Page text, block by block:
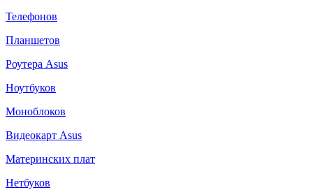
Телефонов
Планшетов
Роутера Asus
Ноутбуков
Моноблоков
Видеокарт Asus
Материнских плат
Нетбуков